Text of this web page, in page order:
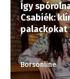
Így
Csabiék:
palackokat
Borsonline